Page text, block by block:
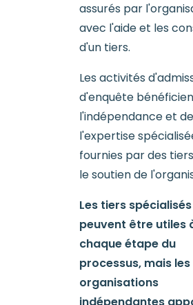
assurés par
avec l'aide et les
d'un tiers.
Les activités
d'enquête
l'indépendance et de
l'expertise
fournies par des
le soutien de
Les tiers spécialisés
peuvent être utiles
chaque étape du
processus, mais les
organisations